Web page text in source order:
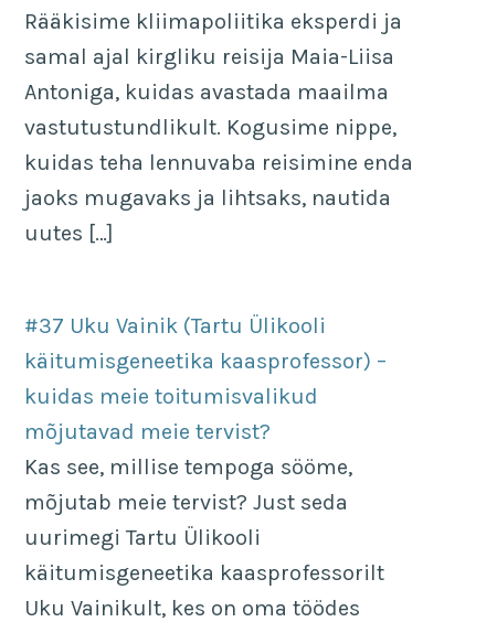
Rääkisime kliimapoliitika eksperdi ja
samal ajal kirgliku reisija Maia-Liisa
Antoniga, kuidas avastada maailma
vastutustundlikult. Kogusime nippe,
kuidas teha lennuvaba reisimine enda
jaoks mugavaks ja lihtsaks, nautida
uutes […]
#37 Uku Vainik (Tartu Ülikooli
käitumisgeneetika kaasprofessor) –
kuidas meie toitumisvalikud
mõjutavad meie tervist?
Kas see, millise tempoga sööme,
mõjutab meie tervist? Just seda
uurimegi Tartu Ülikooli
käitumisgeneetika kaasprofessorilt
Uku Vainikult, kes on oma töödes